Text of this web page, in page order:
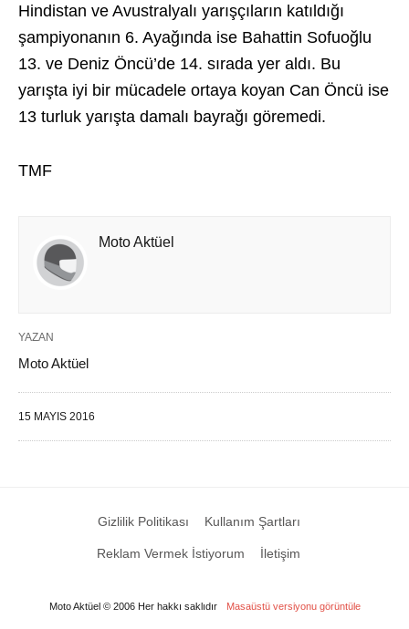
Hindistan ve Avustralyalı yarışçıların katıldığı
şampiyonanın 6. Ayağında ise Bahattin Sofuoğlu
13. ve Deniz Öncü’de 14. sırada yer aldı. Bu
yarışta iyi bir mücadele ortaya koyan Can Öncü ise
13 turluk yarışta damalı bayrağı göremedi.
TMF
Moto Aktüel
YAZAN
Moto Aktüel
15 MAYIS 2016
Gizlilik Politikası Kullanım Şartları
Reklam Vermek İstiyorum İletişim
Moto Aktüel © 2006 Her hakkı saklıdır Masaüstü versiyonu görüntüle